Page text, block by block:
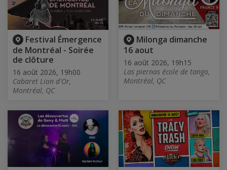
Festival Émergence
de Montréal - Soirée
de clôture
16 août 2026, 19h00
Cabaret Lion d'Or,
Montréal, QC
Milonga dimanche
16 aout
16 août 2026, 19h15
Las piernas école de tango,
Montréal, QC